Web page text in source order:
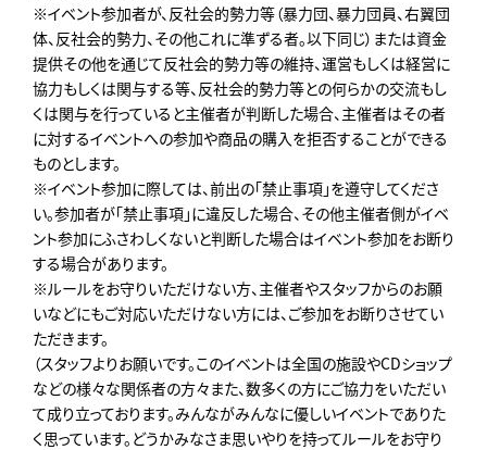
※イベント参加者が、反社会的勢力等（暴力団、暴力団員、右翼団
体、反社会的勢力、その他これに準ずる者。以下同じ）または資金
提供その他を通じて反社会的勢力等の維持、運営もしくは経営に
協力もしくは関与する等、反社会的勢力等との何らかの交流もし
くは関与を行っていると主催者が判断した場合、主催者はその者
に対するイベントへの参加や商品の購入を拒否することができる
ものとします。
※イベント参加に際しては、前出の「禁止事項」を遵守してくださ
い。参加者が「禁止事項」に違反した場合、その他主催者側がイベ
ント参加にふさわしくないと判断した場合はイベント参加をお断り
する場合があります。
※ルールをお守りいただけない方、主催者やスタッフからのお願
いなどにもご対応いただけない方には、ご参加をお断りさせてい
ただきます。
（スタッフよりお願いです。このイベントは全国の施設やCDショップ
などの様々な関係者の方々また、数多くの方にご協力をいただい
て成り立っております。みんながみんなに優しいイベントでありた
く思っています。どうかみなさま思いやりを持ってルールをお守り